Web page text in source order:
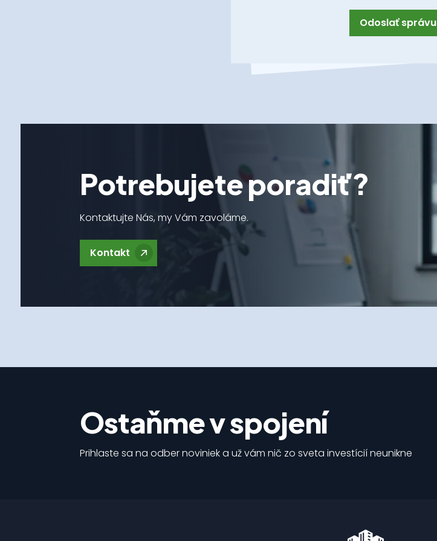
Odoslať správu
Potrebujete poradiť?
Kontaktujte Nás, my Vám zavoláme.
Kontakt
Ostaňme v spojení
Prihlaste sa na odber noviniek a už vám nič zo sveta investícií neunikne